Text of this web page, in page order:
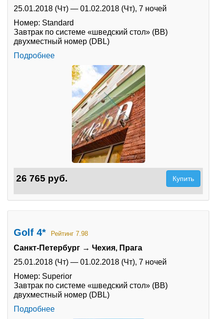
25.01.2018 (Чт) — 01.02.2018 (Чт), 7 ночей
Номер: Standard
Завтрак по системе «шведский стол» (BB)
двухместный номер (DBL)
Подробнее
26 765 руб. Купить
Golf 4* Рейтинг 7.98
Санкт-Петербург → Чехия, Прага
25.01.2018 (Чт) — 01.02.2018 (Чт), 7 ночей
Номер: Superior
Завтрак по системе «шведский стол» (BB)
двухместный номер (DBL)
Подробнее